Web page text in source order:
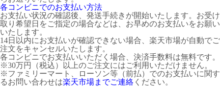
各コンビニでのお支払い方法
お支払い状況の確認後、発送手続きが開始いたします。お受け
取り希望日をご指定の場合などは、お早めのお支払いをお願い
いたします。
14日以内にお支払いが確認できない場合、楽天市場が自動でご
注文をキャンセルいたします。
各コンビニでお支払いいただく場合、決済手数料は無料です。
※30万円（税込）以上のご注文にはご利用いただけません。
※ファミリーマート、ローソン等（前払）でのお支払いに関す
るお問い合わせは楽天市場までご連絡 ください。